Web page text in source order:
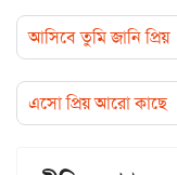
আসিবে তুমি জানি প্রিয়
এসো প্রিয় আরো কাছে